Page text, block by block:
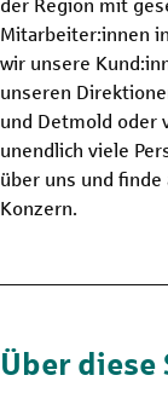
der Region mit
Mitarbeiter:innen
wir unsere
unseren
und Detmold oder
unendlich viele
über uns und finde
Konzern.
Über diese